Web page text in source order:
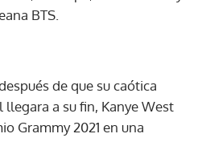
BTS.
de que su caótica
a su fin, Kanye West
Grammy 2021 en una